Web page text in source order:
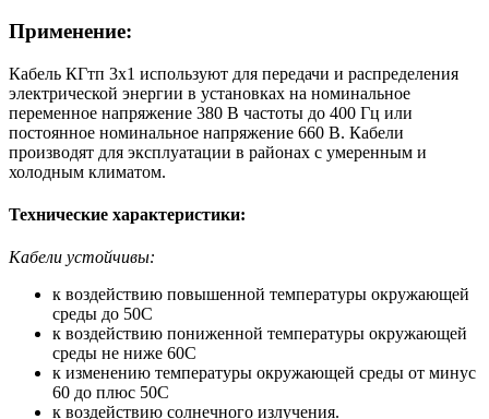
Применение:
Кабель КГтп 3х1 используют для передачи и распределения
электрической энергии в установках на номинальное
переменное напряжение 380 В частоты до 400 Гц или
постоянное номинальное напряжение 660 В. Кабели
производят для эксплуатации в районах с умеренным и
холодным климатом.
Технические характеристики:
Кабели устойчивы:
к воздействию повышенной температуры окружающей
среды до 50С
к воздействию пониженной температуры окружающей
среды не ниже 60С
к изменению температуры окружающей среды от минус
60 до плюс 50С
к воздействию солнечного излучения.